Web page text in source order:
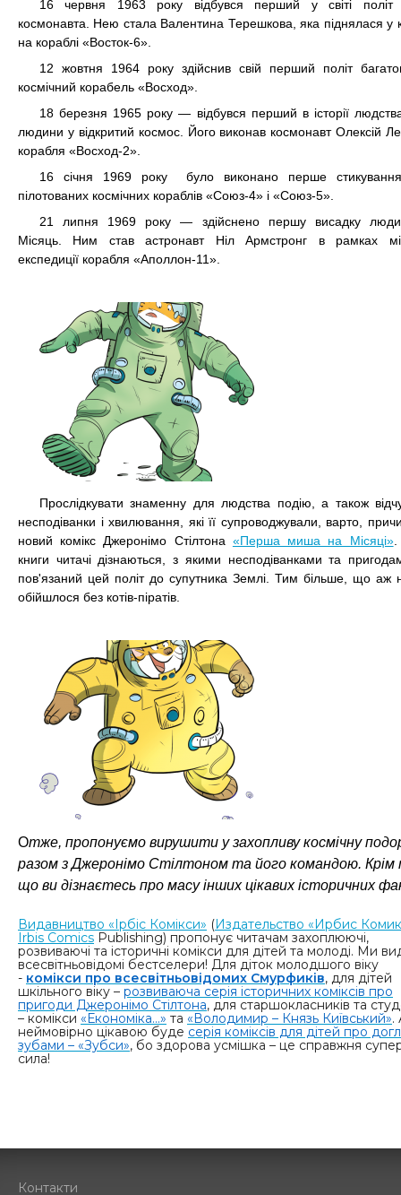
16 червня 1963 року відбувся перший у світі політ
космонавта . Нею стала Валентина Терешкова , яка піднялася у
на кораблі «Восток-6»
12 жовтня
1964 року здійснив свій перший політ
космічний корабель «Восход»
18 березня 1965 року — відбувся перший в історії
людини у відкритий космос. Його виконав космонавтОлексій
корабля «Восход-2»
16 січня
1969року було виконано перше
пілотованих космічних кораблів «Союз-4» і «Союз-5»
21 липня
1969 року — здійснено першу висадку
Місяць. Ним став астронавт Ніл Армстронг в рамках
експедиції корабля «Аполлон-11»
Прослідкувати знаменну для людства подію, а також
несподіванки і хвилювання, які її супроводжували, варто,
новий комікс Джеронімо Стілтона «Перша миша на Місяці».
книги читачі дізнаються, з якими несподіванками та
пов'язаний цей політ до супутника Землі. Тим більше, що аж
обійшлося без котів-піратів.
Отже, пропонуємо вирушити у захопливу космічну
разом з Джеронімо Стілтоном та його командою. Крім
що ви дізнаєтесь про масу інших цікавих історичних
Видавництво «Ірбіс Комікси» (Издательство «Ирбис
Irbis Comics Publishing) пропонує читачам захоплюючі,
розвиваючі та історичні комікси для дітей та молоді. Ми
всесвітньовідомі бестселери! Для діток молодшого віку
- комікси про всесвітньовідомих Смурфиків, для дітей
шкільного віку – розвиваюча серія історичних коміксів про
пригоди Джеронімо Стілтона, для старшокласників та
– комікси «Економіка...» та «Володимир – Князь Київський».
неймовірно цікавою буде серія коміксів для дітей про
зубами – «Зубси», бо здорова усмішка – це справжня
сила!
Контакти